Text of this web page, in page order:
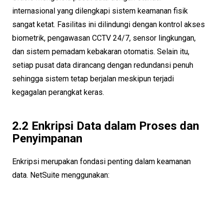
internasional yang dilengkapi sistem keamanan fisik
sangat ketat. Fasilitas ini dilindungi dengan kontrol akses
biometrik, pengawasan CCTV 24/7, sensor lingkungan,
dan sistem pemadam kebakaran otomatis. Selain itu,
setiap pusat data dirancang dengan redundansi penuh
sehingga sistem tetap berjalan meskipun terjadi
kegagalan perangkat keras.
2.2 Enkripsi Data dalam Proses dan
Penyimpanan
Enkripsi merupakan fondasi penting dalam keamanan
data. NetSuite menggunakan: